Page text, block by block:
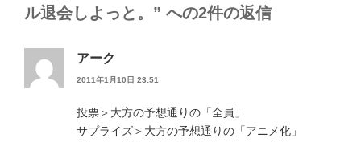
ル退会しよっと。” への2件の返信
アーク
2011年1月10日 23:51
投票＞大方の予想通りの「全員」
サプライズ＞大方の予想通りの「アニメ化」